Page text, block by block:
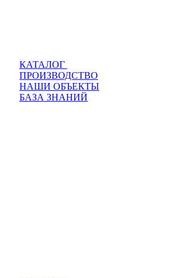
КАТАЛОГ
ПРОИЗВОДСТВО
НАШИ ОБЪЕКТЫ
БАЗА ЗНАНИЙ